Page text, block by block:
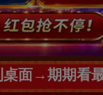
面→期期看